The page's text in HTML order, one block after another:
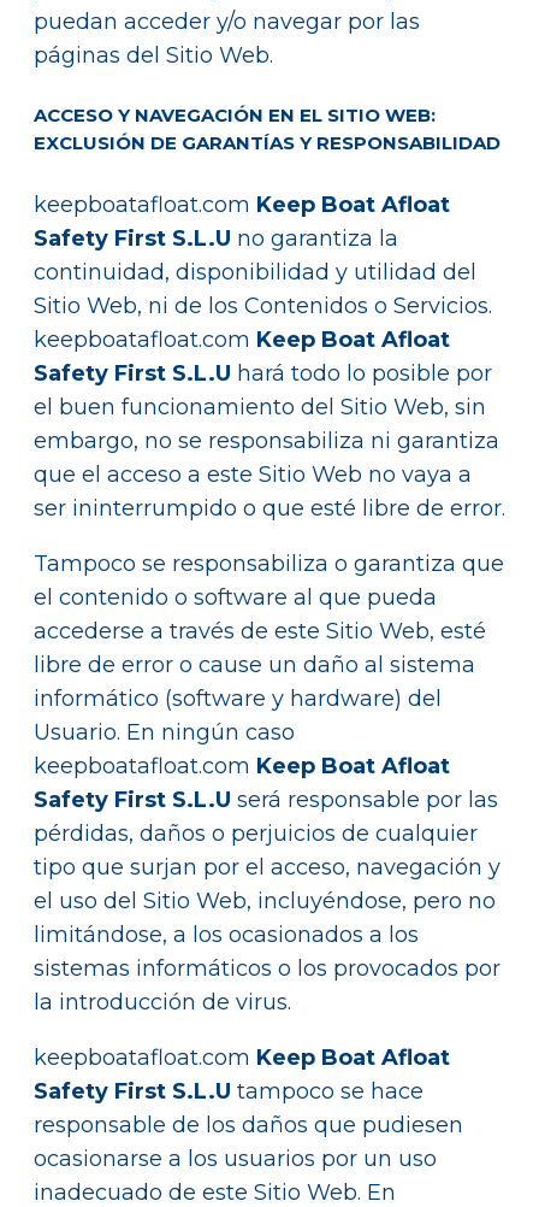
puedan acceder y/o navegar por las
páginas del Sitio Web.
ACCESO Y NAVEGACIÓN EN EL SITIO WEB:
EXCLUSIÓN DE GARANTÍAS Y RESPONSABILIDAD
keepboatafloat.com Keep Boat Afloat
Safety First S.L.U no garantiza la
continuidad, disponibilidad y utilidad del
Sitio Web, ni de los Contenidos o Servicios.
keepboatafloat.com Keep Boat Afloat
Safety First S.L.U hará todo lo posible por
el buen funcionamiento del Sitio Web, sin
embargo, no se responsabiliza ni garantiza
que el acceso a este Sitio Web no vaya a
ser ininterrumpido o que esté libre de error.
Tampoco se responsabiliza o garantiza que
el contenido o software al que pueda
accederse a través de este Sitio Web, esté
libre de error o cause un daño al sistema
informático (software y hardware) del
Usuario. En ningún caso
keepboatafloat.com Keep Boat Afloat
Safety First S.L.U será responsable por las
pérdidas, daños o perjuicios de cualquier
tipo que surjan por el acceso, navegación y
el uso del Sitio Web, incluyéndose, pero no
limitándose, a los ocasionados a los
sistemas informáticos o los provocados por
la introducción de virus.
keepboatafloat.com Keep Boat Afloat
Safety First S.L.U tampoco se hace
responsable de los daños que pudiesen
ocasionarse a los usuarios por un uso
inadecuado de este Sitio Web. En